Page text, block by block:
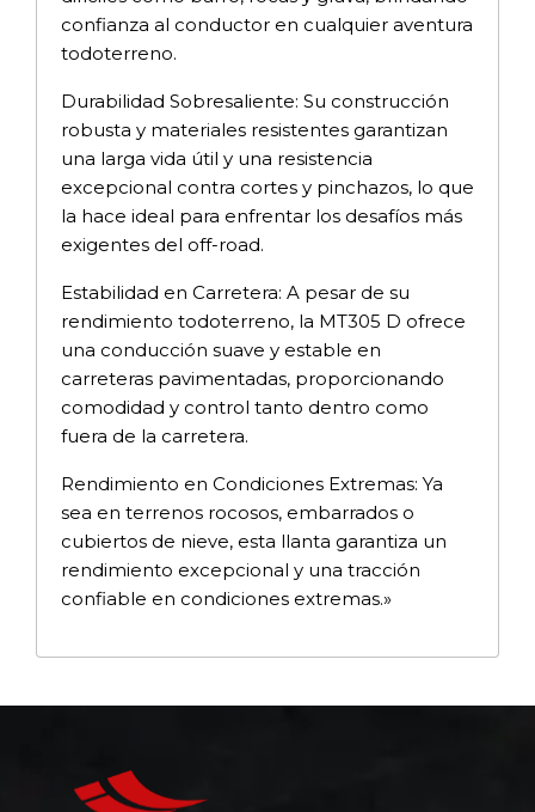
confianza al conductor en cualquier aventura
todoterreno.
Durabilidad Sobresaliente: Su construcción
robusta y materiales resistentes garantizan
una larga vida útil y una resistencia
excepcional contra cortes y pinchazos, lo que
la hace ideal para enfrentar los desafíos más
exigentes del off-road.
Estabilidad en Carretera: A pesar de su
rendimiento todoterreno, la MT305 D ofrece
una conducción suave y estable en
carreteras pavimentadas, proporcionando
comodidad y control tanto dentro como
fuera de la carretera.
Rendimiento en Condiciones Extremas: Ya
sea en terrenos rocosos, embarrados o
cubiertos de nieve, esta llanta garantiza un
rendimiento excepcional y una tracción
confiable en condiciones extremas.»